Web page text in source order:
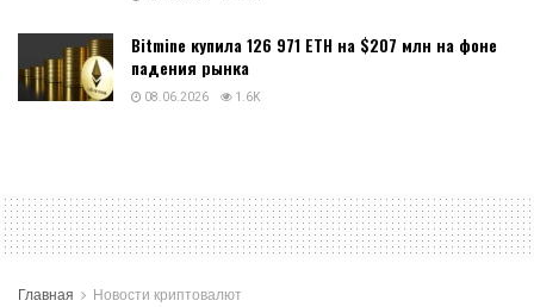
Bitmine купила 126 971 ETH на $207 млн на фоне
падения рынка
08.06.2026 1.6K
Главная Новости криптовалют